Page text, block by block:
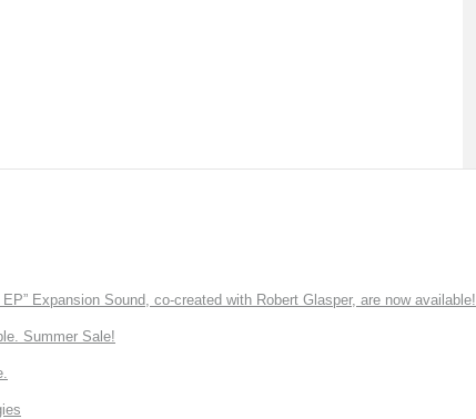
Expansion Sound, co-created with Robert Glasper, are now available!
Summer Sale!